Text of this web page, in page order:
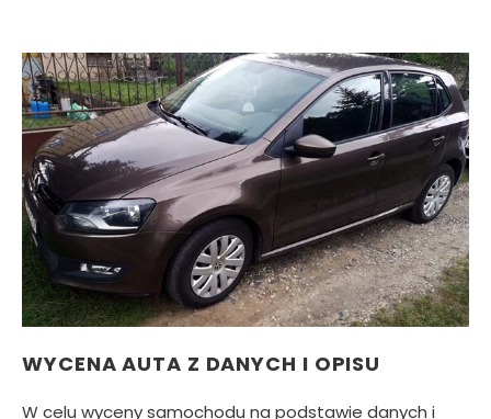
WYCENA AUTA Z DANYCH I OPISU
W celu wyceny samochodu na podstawie danych i